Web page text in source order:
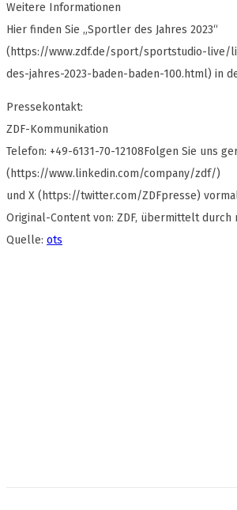
Weitere Informationen
Hier finden Sie „Sportler des Jahres 2023“
(https://www.zdf.de/sport/sportstudio-live/
des-jahres-2023-baden-baden-100.html) in
Pressekontakt:
ZDF-Kommunikation
Telefon: +49-6131-70-12108Folgen Sie uns
(https://www.linkedin.com/company/zdf/)
und X (https://twitter.com/ZDFpresse)
Original-Content von: ZDF, übermittelt
Quelle: ots